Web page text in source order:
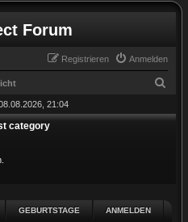
Forum
Anmelden
Registrieren
c
21:04
category
GEBURTSTAGE ANMELDEN